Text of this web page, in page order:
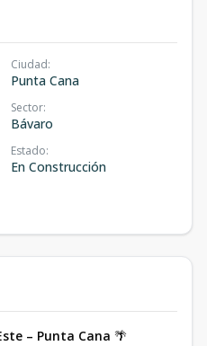
Ciudad:
Punta Cana
Sector:
Bávaro
Estado:
En Construcción
– Punta Cana 🌴